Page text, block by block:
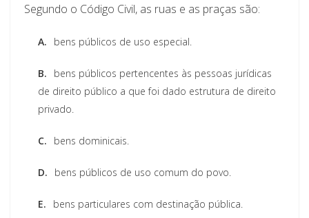
Segundo o Código Civil, as ruas e as praças são:
A. bens públicos de uso especial.
B.
bens públicos pertencentes às pessoas jurídicas
de direito público a que foi dado estrutura de direito
privado.
C. bens dominicais.
D. bens públicos de uso comum do povo.
E. bens particulares com destinação pública.